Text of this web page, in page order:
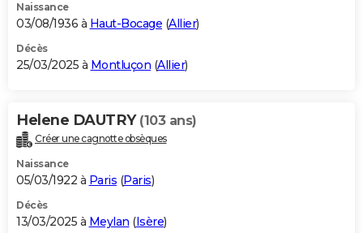
Naissance
03/08/1936 à Haut-Bocage (Allier)
Décès
25/03/2025 à Montluçon (Allier)
Helene DAUTRY (103 ans)
Créer une cagnotte obsèques
Naissance
05/03/1922 à Paris (Paris)
Décès
13/03/2025 à Meylan (Isère)